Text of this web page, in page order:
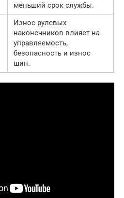
меньший срок службы.
Износ рулевых
наконечников влияет на
управляемость,
безопасность и износ
шин.